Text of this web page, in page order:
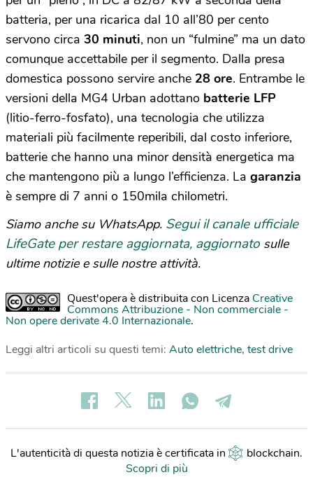
batteria, per una ricarica dal 10 all’80 per cento
servono circa 30 minuti, non un “fulmine” ma un dato
comunque accettabile per il segmento. Dalla presa
domestica possono servire anche 28 ore. Entrambe le
versioni della MG4 Urban adottano batterie LFP
(litio-ferro-fosfato), una tecnologia che utilizza
materiali più facilmente reperibili, dal costo inferiore,
batterie che hanno una minor densità energetica ma
che mantengono più a lungo l’efficienza. La garanzia
è sempre di 7 anni o 150mila chilometri.
Siamo anche su WhatsApp. Segui il canale ufficiale
LifeGate per restare aggiornata, aggiornato sulle
ultime notizie e sulle nostre attività.
Quest'opera è distribuita con Licenza Creative
Commons Attribuzione - Non commerciale -
Non opere derivate 4.0 Internazionale.
Leggi altri articoli su questi temi: Auto elettriche, test drive
L'autenticità di questa notizia è certificata in blockchain.
Scopri di più